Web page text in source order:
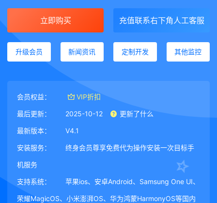
立即购买 充值联系右下角人工客服
升级会员 新闻资讯 定制开发 其他监控
会员权益： VIP折扣
最后更新： 2025-10-12 更新了什么
最新版本： V4.1
安装服务： 终身会员尊享免费代为操作安装一次目标手
机服务
支持系统： 苹果ios、安卓Android、Samsung One UI、
荣耀MagicOS、小米澎湃OS、华为鸿蒙HarmonyOS等国内